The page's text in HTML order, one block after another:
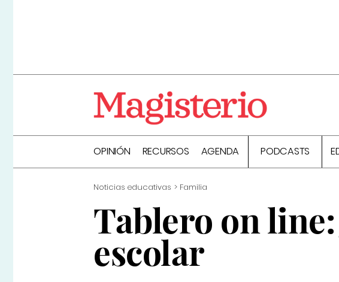
OPINIÓN RECURSOS AGENDA PODCASTS
Noticias educativas Familia
Tablero on
escolar